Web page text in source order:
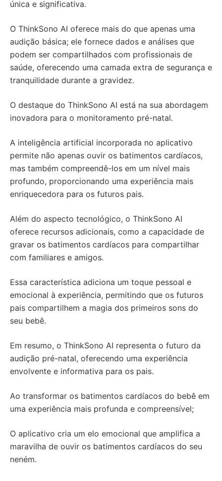
única e significativa.
O ThinkSono AI oferece mais do que apenas uma
audição básica; ele fornece dados e análises que
podem ser compartilhados com profissionais de
saúde, oferecendo uma camada extra de segurança e
tranquilidade durante a gravidez.
O destaque do ThinkSono AI está na sua abordagem
inovadora para o monitoramento pré-natal.
A inteligência artificial incorporada no aplicativo
permite não apenas ouvir os batimentos cardíacos,
mas também compreendê-los em um nível mais
profundo, proporcionando uma experiência mais
enriquecedora para os futuros pais.
Além do aspecto tecnológico, o ThinkSono AI
oferece recursos adicionais, como a capacidade de
gravar os batimentos cardíacos para compartilhar
com familiares e amigos.
Essa característica adiciona um toque pessoal e
emocional à experiência, permitindo que os futuros
pais compartilhem a magia dos primeiros sons do
seu bebê.
Em resumo, o ThinkSono AI representa o futuro da
audição pré-natal, oferecendo uma experiência
envolvente e informativa para os pais.
Ao transformar os batimentos cardíacos do bebê em
uma experiência mais profunda e compreensível;
O aplicativo cria um elo emocional que amplifica a
maravilha de ouvir os batimentos cardíacos do seu
neném.